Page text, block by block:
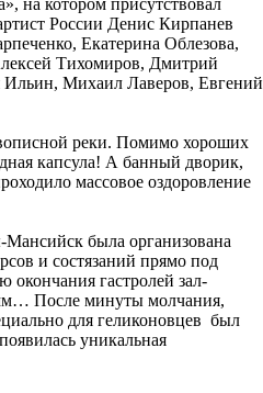
на котором присутствовал
России Денис Кирпанев
Екатерина Облезова,
Тихомиров, Дмитрий
Михаил Лаверов, Евгений
реки. Помимо хороших
капсула! А банный дворик,
массовое оздоровление
Мансийск была организована
и состязаний прямо под
гастролей зал-
После минуты молчания,
для геликоновцев был
уникальная